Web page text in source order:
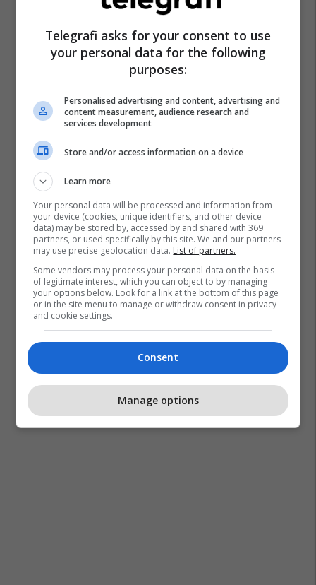
Dhuna Në Familje-Maqedoni
Telegrafi asks for your consent to use
your personal data for the following
purposes:
Personalised advertising and content, advertising and
content measurement, audience research and
services development
Store and/or access information on a device
Learn more
Your personal data will be processed and information from
your device (cookies, unique identifiers, and other device
data) may be stored by, accessed by and shared with 369
partners, or used specifically by this site. We and our partners
may use precise geolocation data. List of partners.
Some vendors may process your personal data on the basis
of legitimate interest, which you can object to by managing
your options below. Look for a link at the bottom of this page
or in the site menu to manage or withdraw consent in privacy
and cookie settings.
Consent
Manage options